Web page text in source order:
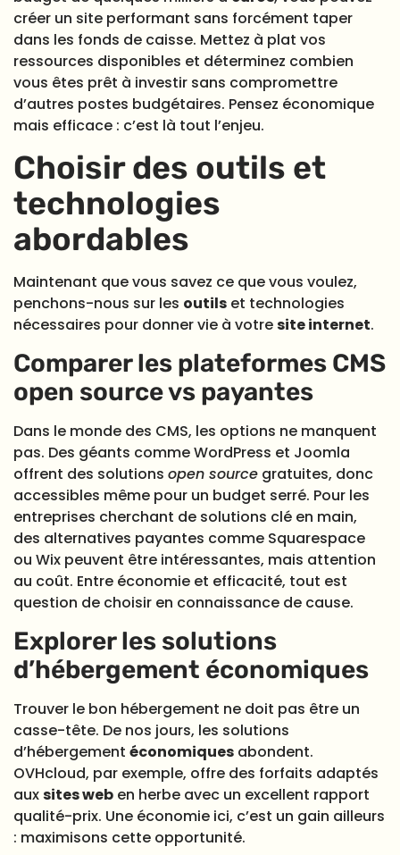
créer un site performant sans forcément taper
dans les fonds de caisse. Mettez à plat vos
ressources disponibles et déterminez combien
vous êtes prêt à investir sans compromettre
d’autres postes budgétaires. Pensez économique
mais efficace : c’est là tout l’enjeu.
Choisir des outils et
technologies
abordables
Maintenant que vous savez ce que vous voulez,
penchons-nous sur les outils et technologies
nécessaires pour donner vie à votresite internet.
Comparer les plateformes CMS
open source vs payantes
Dans le monde des CMS, les options ne manquent
pas. Des géants comme WordPress et Joomla
offrent des solutions open source gratuites, donc
accessibles même pour un budget serré. Pour les
entreprises cherchant de solutions clé en main,
des alternatives payantes comme Squarespace
ou Wix peuvent être intéressantes, mais attention
au coût. Entre économie et efficacité, tout est
question de choisir en connaissance de cause.
Explorer les solutions
d’hébergement économiques
Trouver le bon hébergement ne doit pas être un
casse-tête. De nos jours, les solutions
d’hébergement économiques abondent.
OVHcloud, par exemple, offre des forfaits adaptés
auxsites web en herbe avec un excellent rapport
qualité-prix. Une économie ici, c’est un gain ailleurs
: maximisons cette opportunité.